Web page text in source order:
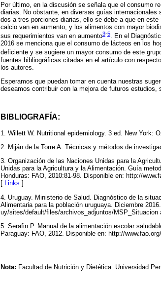
Por último, en la discusión se señala que el consumo
diarias. No obstante, en diversas guías
dos a tres porciones diarias, ello se debe a que en
calcio van en aumento, y los alimentos con mayor
sus requerimientos van en aumento3-5. En el
2016 se menciona que el consumo de lácteos en los
deficiente y se sugiere un mayor consumo de este
fuentes bibliográficas citadas en el artículo con
los autores.
Esperamos que puedan tomar en cuenta nuestras
deseamos contribuir con la mejora de futuros estudios,
BIBLIOGRAFÍA:
1. Willett W. Nutritional epidemiology. 3 ed. New York:
2. Miján de la Torre A. Técnicas y métodos de
3. Organización de las Naciones Unidas para la
Unidas para la Agricultura y la Alimentación. Guía
Honduras: FAO, 2010:81-98. Disponible en: http://
[ Links ]
4. Uruguay. Ministerio de Salud. Diagnóstico de la
Alimentaria para la población uruguaya. Diciembre
uy/sites/default/files/archivos_adjuntos/
5. Serafin P. Manual de la alimentación escolar
Paraguay: FAO, 2012. Disponible en: http://
Nota: Facultad de Nutrición y Dietética. Universidad